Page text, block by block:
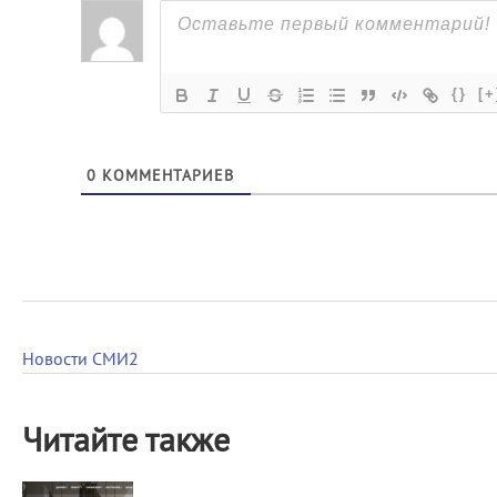
{}
0 КОММЕНТАРИЕВ
Новости СМИ2
Читайте также